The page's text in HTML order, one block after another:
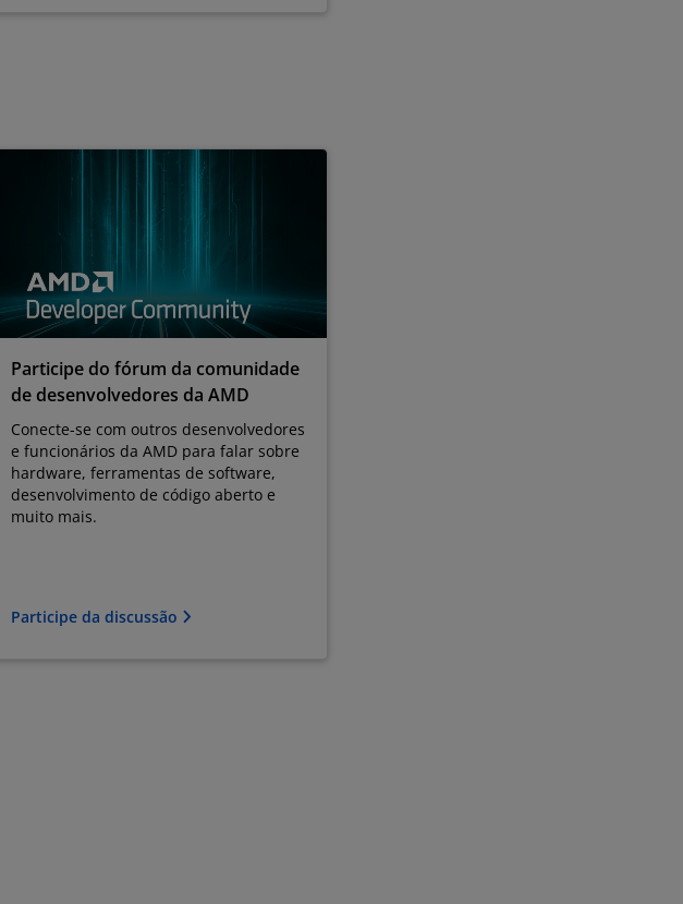
Participe do fórum da comunidade
de desenvolvedores da AMD
Conecte-se com outros desenvolvedores
e funcionários da AMD para falar sobre
hardware, ferramentas de software,
desenvolvimento de código aberto e
muito mais.
Participe da discussão